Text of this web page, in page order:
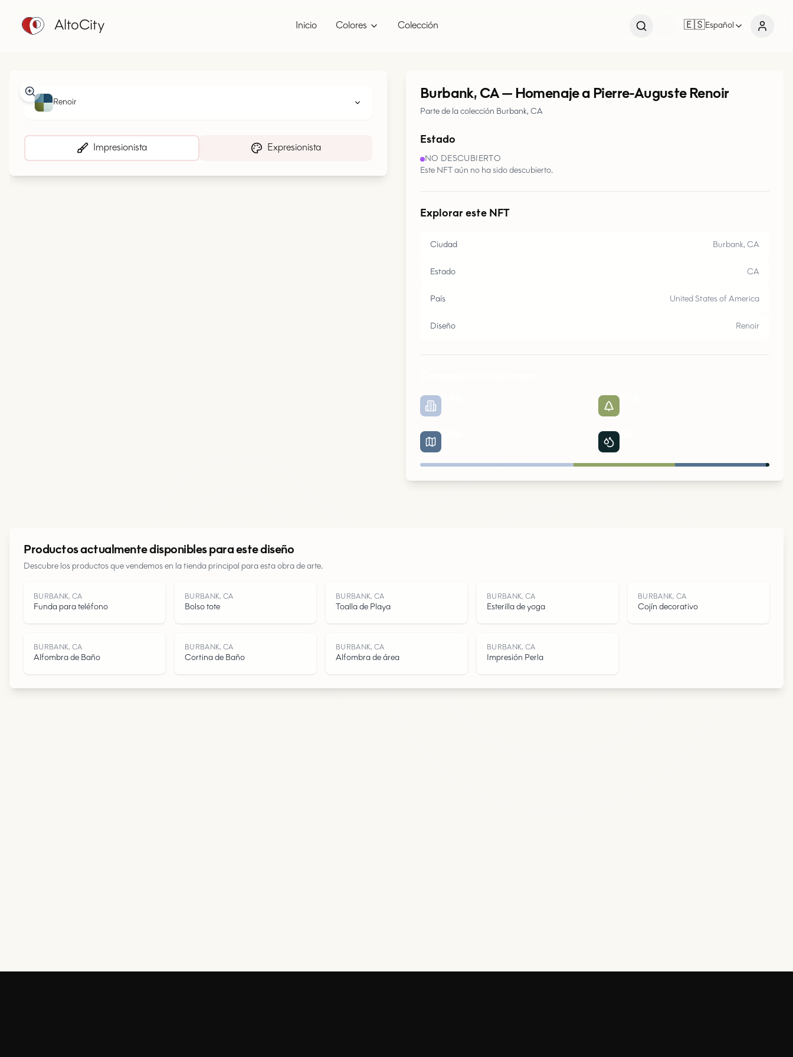
AltoCity Inicio Colores Colección 🇪🇸Español
B
U
R
B
A
N
K
,
C
Renoir
Impresionista Expresionista
Burbank, CA— Homenaje a Pierre-Auguste Renoir
Parte de la colección Burbank, CA
Estado
NO DESCUBIERTO
Este NFT aún no ha sido descubierto.
Explorar este NFT
Ciudad Burbank, CA
Estado CA
País United States of America
Diseño Renoir
Productos actualmente disponibles para este diseño
Descubre los productos que vendemos en la tienda principal para esta obra de arte.
BURBANK, CA
Funda para teléfono
BURBANK, CA
Bolso tote
BURBANK, CA
Toalla de Playa
BURBANK, CA
Esterilla de yoga
BURBANK, CA
Cojín decorativo
BURBANK, CA
Alfombra de Baño
BURBANK, CA
Cortina de Baño
BURBANK, CA
Alfombra de área
BURBANK, CA
Impresión Perla